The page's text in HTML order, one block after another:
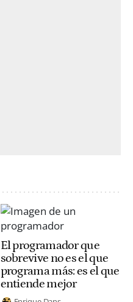
El programador que
sobrevive no es el que
programa más: es el que
entiende mejor